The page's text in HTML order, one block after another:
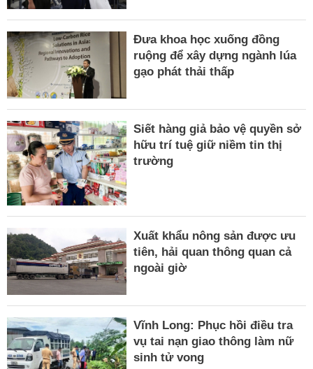
Đưa khoa học xuống đồng
ruộng để xây dựng ngành lúa
gạo phát thải thấp
Siết hàng giả bảo vệ quyền sở
hữu trí tuệ giữ niềm tin thị
trường
Xuất khẩu nông sản được ưu
tiên, hải quan thông quan cả
ngoài giờ
Vĩnh Long: Phục hồi điều tra
vụ tai nạn giao thông làm nữ
sinh tử vong